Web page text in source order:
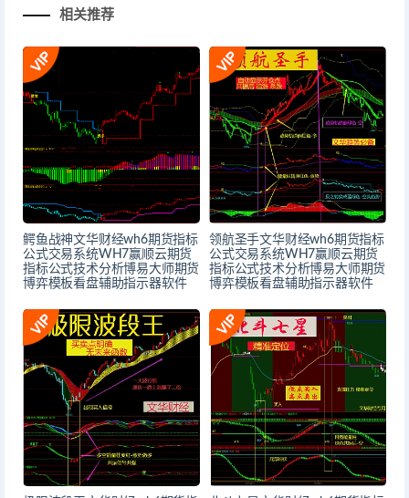
相关推荐
鳄鱼战神文华财经wh6期货指标
公式交易系统WH7赢顺云期货
指标公式技术分析博易大师期货
博弈模板看盘辅助指示器软件
领航圣手文华财经wh6期货指标
公式交易系统WH7赢顺云期货
指标公式技术分析博易大师期货
博弈模板看盘辅助指示器软件